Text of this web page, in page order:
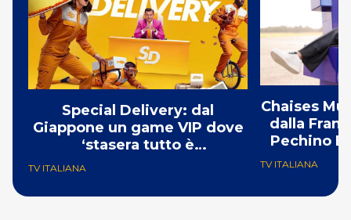
Special Delivery: dal
Giappone un game VIP dove
‘stasera tutto è
TV ITALIANA
Chaises
dalla
Pechino
TV ITALIANA